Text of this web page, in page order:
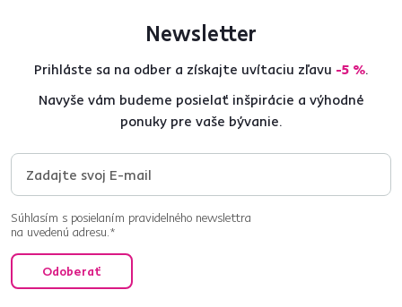
Newsletter
Prihláste sa na odber a získajte uvítaciu zľavu -5 %.
Navyše vám budeme posielať inšpirácie a výhodné
ponuky pre vaše bývanie.
Súhlasím s posielaním pravidelného newslettra
na uvedenú adresu.*
Odoberať